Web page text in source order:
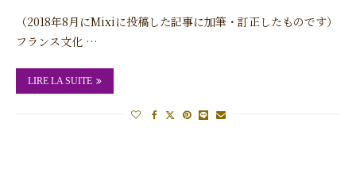
（2018年8月にMixiに投稿した記事に加筆・訂正したものです）
フランス文化 …
LIRE LA SUITE